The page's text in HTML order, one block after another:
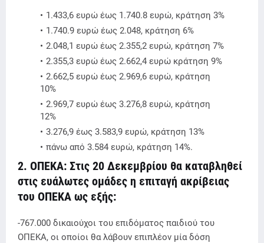
1.433,6 ευρώ έως 1.740.8 ευρώ, κράτηση 3%
1.740.9 ευρώ έως 2.048, κράτηση 6%
2.048,1 ευρώ έως 2.355,2 ευρώ, κράτηση 7%
2.355,3 ευρώ έως 2.662,4 ευρώ κράτηση 9%
2.662,5 ευρώ έως 2.969,6 ευρώ, κράτηση
10%
2.969,7 ευρώ έως 3.276,8 ευρώ, κράτηση
12%
3.276,9 έως 3.583,9 ευρώ, κράτηση 13%
πάνω από 3.584 ευρώ, κράτηση 14%.
2. ΟΠΕΚΑ: Στις 20 Δεκεμβρίου θα καταβληθεί
στις ευάλωτες ομάδες η επιταγή ακρίβειας
του ΟΠΕΚΑ ως εξής:
-767.000 δικαιούχοι του επιδόματος παιδιού του
ΟΠΕΚΑ, οι οποίοι θα λάβουν επιπλέον μία δόση